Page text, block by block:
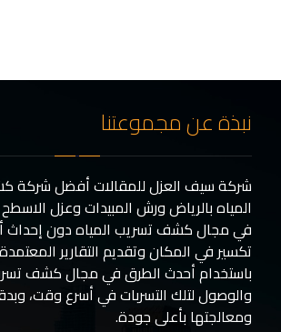
نبذة عن مجموعتنا
شركة سيف العزل للمقالات أفضل شركة
المياه بالرياض ورش المبيدات وعزل
في مجال كشف تسريب المياه دون إحداث
تكسير في المكان وتقديم التقارير
باستخدام أحدث الطرق في مجال كشف
والوصول لتلك التسربات في أسرع وقت،
ومعالجتها بأعلى جودة.